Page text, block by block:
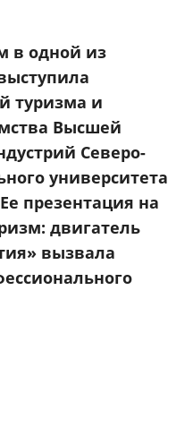
в одной из
туризма и
Высшей
Северо-
университета
презентация на
двигатель
вызвала